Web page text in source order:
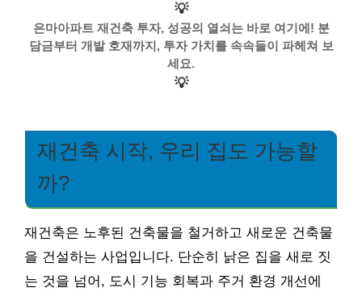
💡
은마아파트 재건축 투자, 성공의 열쇠는 바로 여기에! 분
담금부터 개발 호재까지, 투자 가치를 속속들이 파헤쳐 보
세요.
💡
재건축 시작, 우리 집도 가능할
까?
재건축은 노후된 건축물을 철거하고 새로운 건축물
을 건설하는 사업입니다. 단순히 낡은 집을 새로 짓
는 것을 넘어, 도시 기능 회복과 주거 환경 개선에